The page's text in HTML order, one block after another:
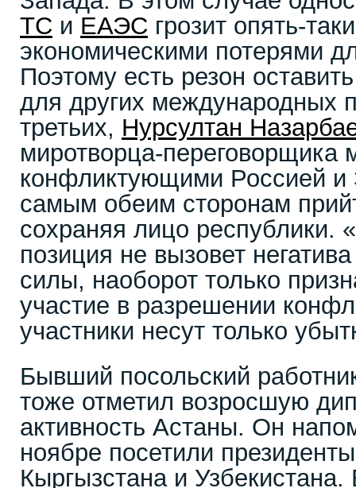
ТС и ЕАЭС грозит опять-
экономическими потерями
Поэтому есть резон
для других международных
третьих, Нурсултан
миротворца-переговорщика
конфликтующими Россией и
самым обеим сторонам
сохраняя лицо республики.
позиция не вызовет
силы, наоборот только
участие в разрешении
участники несут только
Бывший посольский
тоже отметил возросшую
активность Астаны. Он
ноябре посетили
Кыргызстана и